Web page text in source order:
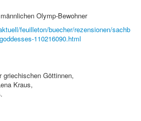
Olymp-Bewohner
feuilleton/buecher/rezensionen/sachb
110216090.html
griechischen Göttinnen,
Kraus,